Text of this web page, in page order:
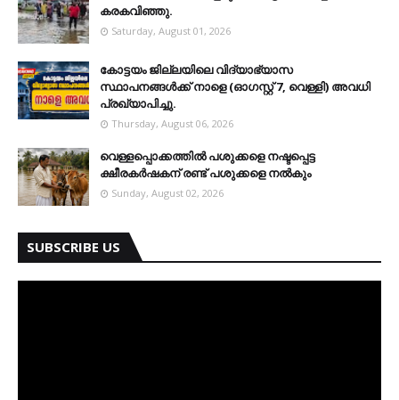
കരകവിഞ്ഞു.
Saturday, August 01, 2026
കോട്ടയം ജില്ലയിലെ വിദ്യാഭ്യാസ
സ്ഥാപനങ്ങള്‍ക്ക് നാളെ (ഓഗസ്റ്റ് 7, വെള്ളി) അവധി
പ്രഖ്യാപിച്ചു.
Thursday, August 06, 2026
വെള്ളപ്പൊക്കത്തില്‍ പശുക്കളെ നഷ്ടപ്പെട്ട
ക്ഷീരകര്‍ഷകന് രണ്ട് പശുക്കളെ നല്‍കും
Sunday, August 02, 2026
SUBSCRIBE US